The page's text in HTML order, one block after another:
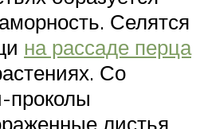
Селятся
на рассаде перца
Со
проколы
листья